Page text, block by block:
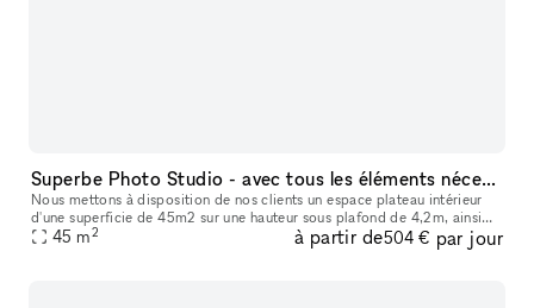
Superbe Photo Studio - avec tous les éléments nécessaires à la bonne réalisation de vos projets.
Nous mettons à disposition de nos clients un espace plateau intérieur
d'une superficie de 45m2 sur une hauteur sous plafond de 4,2m, ainsi
qu'un plateau extérieur d'une superficie de 75m2 à ciel ouve
45 m2 à partir de504 € par jour